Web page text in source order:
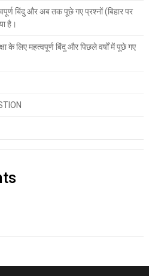
बिंदु और अब तक पूछे गए प्रश्नों (बिहार पर
है।
के लिए महत्वपूर्ण बिंदु और पिछले वर्षों में पूछे गए